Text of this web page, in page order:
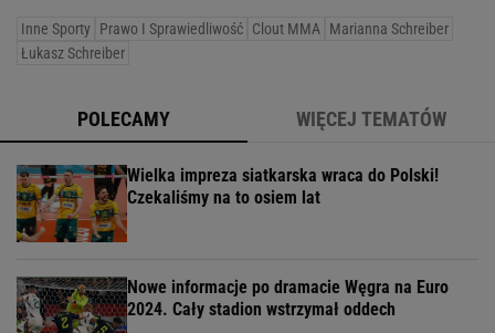
Inne Sporty Prawo I Sprawiedliwość Clout MMA Marianna Schreiber
Łukasz Schreiber
POLECAMY WIĘCEJ TEMATÓW
Wielka impreza siatkarska wraca do Polski!
Czekaliśmy na to osiem lat
Nowe informacje po dramacie Węgra na Euro
2024. Cały stadion wstrzymał oddech